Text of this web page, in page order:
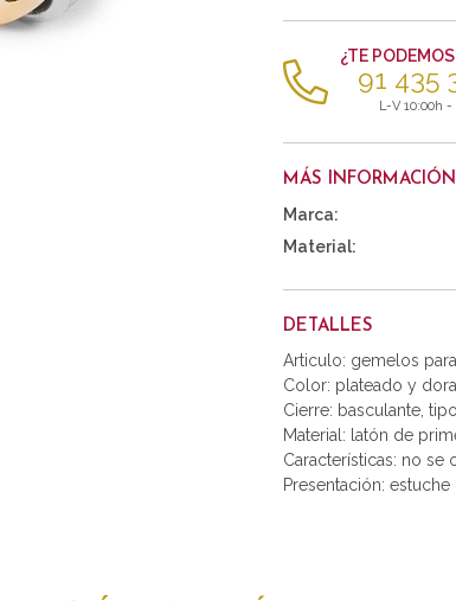
artículos
¿TE
91 435
L-V 10:00h -
MÁS INFORMACIÓN
Marca:
Material:
DETALLES
Articulo: gemelos
Color: plateado y
Cierre: basculante,
Material: latón de
Características: no se
Presentación: